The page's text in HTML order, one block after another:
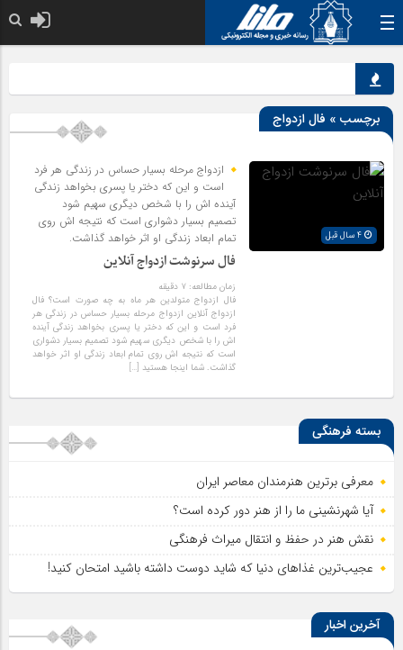
برچسب » فال ازدواج
ازدواج مرحله بسیار حساس در زندگی هر فرد
است و این که دختر یا پسری بخواهد زندگی
آینده اش را با شخص دیگری سهیم شود
تصمیم بسیار دشواری است که نتیجه اش روی
تمام ابعاد زندگی او اثر خواهد گذاشت.
فال سرنوشت ازدواج آنلاین
زمان مطالعه:۷ دقیقه
فال ازدواج متولدین هر ماه به چه صورت است؟ فال
ازدواج آنلاین ازدواج مرحله بسیار حساس در زندگی هر
فرد است و این که دختر یا پسری بخواهد زندگی آینده
اش را با شخص دیگری سهیم شود تصمیم بسیار دشواری
است که نتیجه اش روی تمام ابعاد زندگی او اثر خواهد
گذاشت. شما اینجا هستید […]
بسته فرهنگی
معرفی برترین هنرمندان معاصر ایران
آیا شهرنشینی ما را از هنر دور کرده است؟
نقش هنر در حفظ و انتقال میراث فرهنگی
عجیب‌ترین غذاهای دنیا که شاید دوست داشته باشید امتحان کنید!
آخرین اخبار